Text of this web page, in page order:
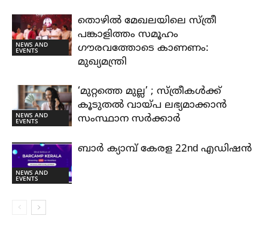
NEWS AND
EVENTS
തൊഴിൽ മേഖലയിലെ സ്ത്രീ
പങ്കാളിത്തം സമൂഹം
ഗൗരവത്തോടെ കാണണം:
മുഖ്യമന്ത്രി
NEWS AND
EVENTS
‘മുറ്റത്തെ മുല്ല’ ; സ്ത്രീകൾക്ക്
കൂടുതൽ വായ്പ ലഭ്യമാക്കാൻ
സംസ്ഥാന സർക്കാർ
NEWS AND
EVENTS
ബാർ ക്യാമ്പ് കേരള 22nd എഡിഷൻ